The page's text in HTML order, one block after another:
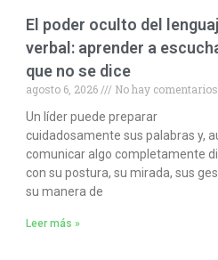
El poder oculto del
verbal: aprender a
que no se dice
agosto 6, 2026
No hay comentarios
Un líder puede preparar
cuidadosamente sus palabras y,
comunicar algo completamente
con su postura, su mirada, sus
su manera de
Leer más »